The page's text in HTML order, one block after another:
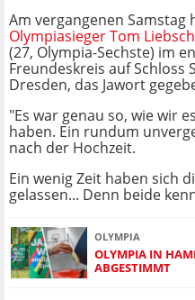
Am vergangenen Samstag
Olympiasieger Tom
(27, Olympia-Sechste) im
Freundeskreis auf Schloss
Dresden, das Jawort
"Es war genau so, wie wir
haben. Ein rundum
nach der Hochzeit.
Ein wenig Zeit haben sich
gelassen... Denn beide
OLYMPIA
OLYMPIA IN
ABGESTIMMT